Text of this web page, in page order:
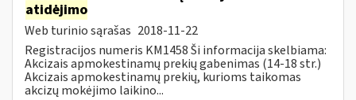
atidėjimo
Web turinio sąrašas 2018-11-22
Registracijos numeris KM1458 Ši informacija skelbiama:
Akcizais apmokestinamų prekių gabenimas (14-18 str.)
Akcizais apmokestinamų prekių, kurioms taikomas
akcizų mokėjimo laikino...